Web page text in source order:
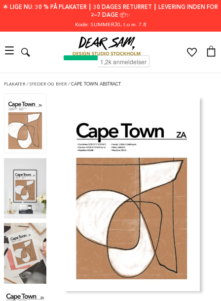
🌟 LIGE NU: 30 % PÅ PLAKATER ┃ 30 DAGES RETURRET ┃ LEVERING INDEN FOR
2–7 DAGE 📦✨
Kode: SUMMER30, t.o.m. 7.8
PLAKATER / STEDER OG BYER / CAPE TOWN ABSTRACT